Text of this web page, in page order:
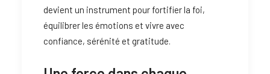
devient un instrument pour fortifier la foi,
équilibrer les émotions et vivre avec
confiance, sérénité et gratitude.